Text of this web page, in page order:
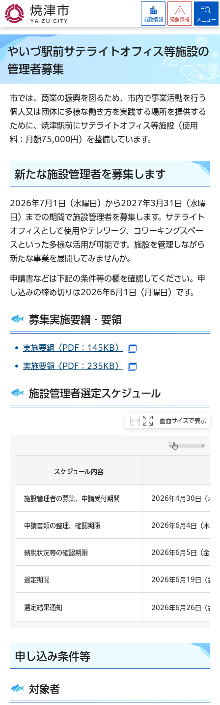
焼津市
市政情報 緊急情報 メニュー
やいづ駅前サテライトオフィス等施設の
管理者募集
市では、商業の振興を図るため、市内で事業活動を行う
個人又は団体に多様な働き方を実践する場所を提供する
ために、焼津駅前にサテライトオフィス等施設（使用
料：月額75,000円）を整備しています。
新たな施設管理者を募集します
2026年7月1日（水曜日）から2027年3月31日（水曜
日）までの期間で施設管理者を募集します。サテライト
オフィスとして使用やテレワーク、コワーキングスペー
スといった多様な活用が可能です。施設を管理しながら
新たな事業を展開してみませんか。
申請書などは下記の条件等の欄を確認してください。申
し込みの締め切りは2026年6月1日（月曜日）です。
募集実施要綱・要領
実施要綱（PDF：145KB）
実施要領（PDF：235KB）
施設管理者選定スケジュール
画面サイズで表示
スケジュール内容
施設管理者の募集、申請受付期間 2026年4月30日（木
申請書類の整理、確認期限 2026年6月4日（木曜
納税状況等の確認期限 2026年6月5日（金曜
選定期間 2026年6月19日（金
選定結果通知 2026年6月26日（金
申し込み条件等
対象者